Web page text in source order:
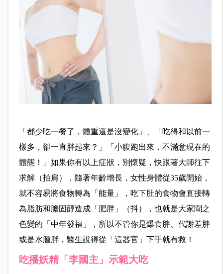
「都少吃一餐了，體重還是沒變化」、「吃得和以前一
樣多，卻一直胖起來？」「小腹跑出來，不滿意現在的
體態！」如果你有以上症狀，別懷疑，快跟著大師往下
求解（拍肩），隨著年齡增長，女性身體從35歲開始，
就不容易將食物轉為「能量」，吃下肚的食物會直接轉
為脂肪和膽固醇造成「肥胖」（抖），也就是大家聞之
色變的「中年發福」，所以不管你是爆食胖、代謝差胖
或是水腫胖，醫生說得從「這器官」下手就有救！
吃播妖精「李國主」示範大吃